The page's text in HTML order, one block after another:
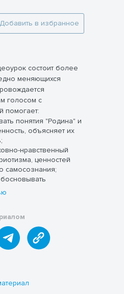
Добавить в избранное
состоит более
меняющихся
голосом с
помогает:
понятия "Родина" и
объясняет их
нравственный
ценностей
самосознания;
.Оно поможет
как весь урок, так
ОДНКНР. 6
// пункт 4.1.
соответствует